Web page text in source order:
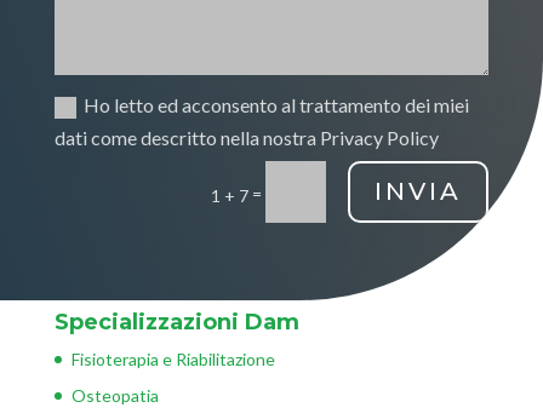
Ho letto ed acconsento al trattamento dei miei
dati come descritto nella nostra Privacy Policy
1 + 7 = INVIA
Specializzazioni Dam
Fisioterapia e Riabilitazione
Osteopatia